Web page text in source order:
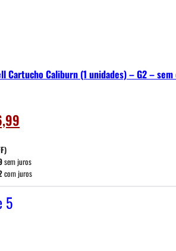
Cartucho Caliburn (1 unidades) – G2 –
preço
é:
R$ 26,99.
sem juros
com juros
5